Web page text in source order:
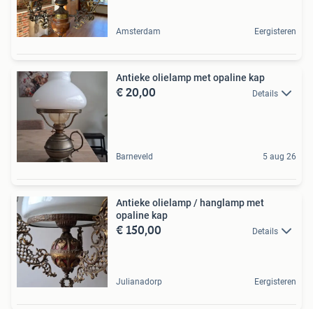
Amsterdam Eergisteren
Antieke olielamp met opaline kap
€ 20,00 Details
Barneveld 5 aug 26
Antieke olielamp / hanglamp met
opaline kap
€ 150,00 Details
Julianadorp Eergisteren